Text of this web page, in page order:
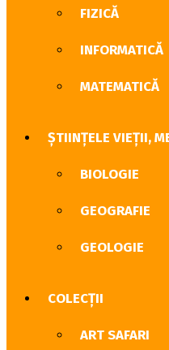
FIZICĂ
INFORMATICĂ
MATEMATICĂ
ȘTIINȚELE VIEȚII,
BIOLOGIE
GEOGRAFIE
GEOLOGIE
COLECȚII
ART SAFARI